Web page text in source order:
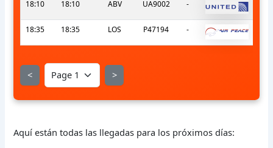
18:10 18:10 ABV UA9002 -
18:35 18:35 LOS P47194 -
< >
Aquí están todas las llegadas para los próximos días: